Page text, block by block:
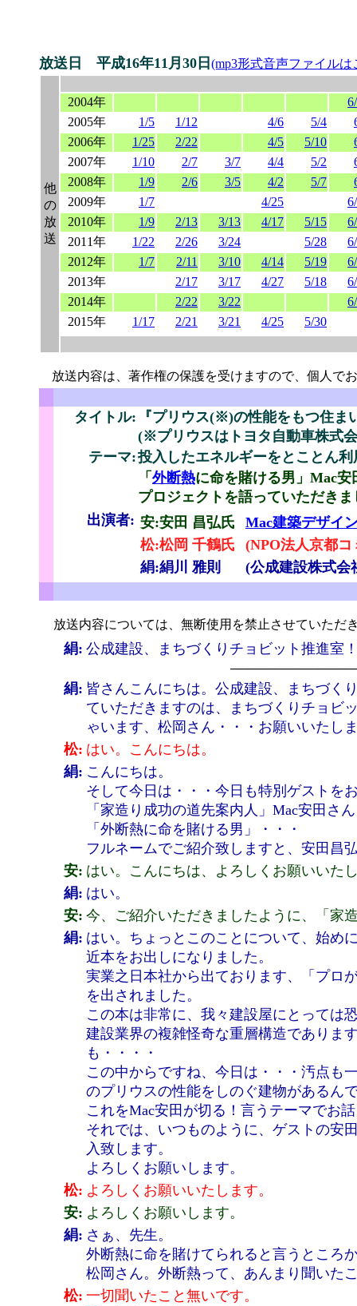
放送日 平成16年11月30日 (mp3形式音声ファイル
他
の
放
送
2004年
2005年
1/5 1/12 4/6 5/4
2006年
1/25 2/22 4/5 5/10
2007年
1/10 2/7 3/7 4/4 5/2
2008年
1/9 2/6 3/5 4/2 5/7
2009年
1/7 4/25
2010年
1/9 2/13 3/13 4/17 5/15
2011年
1/22 2/26 3/24 5/28
2012年
1/7 2/11 3/10 4/14 5/19
2013年
2/17 3/17 4/27 5/18
2014年
2/22 3/22
2015年
1/17 2/21 3/21 4/25 5/30
放送内容は、著作権の保護を受けますので、個人で
タイトル:
『プリウス(※)の性能をもつ住ま
(※プリウスはトヨタ自動車株式
テーマ:投入したエネルギーをとことん
「 外断熱に命を賭ける男」Mac安
プロジェクトを語っていただきま
出演者: 安:安田 昌弘氏
Mac建築デザイ
松:松岡 千鶴氏
(NPO法人京都
絹:絹川 雅則
(公成建設株式会
放送内容については、無断使用を禁止させていただ
絹: 公成建設、まちづくりチョビット推進室
絹: 皆さんこんにちは。公成建設、まちづく
ていただきますのは、まちづくりチョビ
ゃいます、松岡さん・・・お願いいたし
松: はい。こんにちは。
絹: こんにちは。
そして今日は・・・今日も特別ゲストを
「家造り成功の道先案内人」Mac安田さ
「外断熱に命を賭ける男」・・・
フルネームでご紹介致しますと、安田昌
安: はい。こんにちは、よろしくお願いいた
絹: はい。
安: 今、ご紹介いただきましたように、「家
絹: はい。ちょっとこのことについて、始め
近本をお出しになりました。
実業之日本社から出ております、「プロ
を出されました。
この本は非常に、我々建設屋にとっては
建設業界の複雑怪奇な重層構造でありま
も・・・・
この中からですね、今日は・・・汚点も
のプリウスの性能をしのぐ建物があるん
これをMac安田が切る！言うテーマでお
それでは、いつものように、ゲストの安
入致します。
よろしくお願いします。
松: よろしくお願いいたします。
安: よろしくお願いします。
絹: さぁ、先生。
外断熱に命を賭けてられると言うところ
松岡さん。外断熱って、あんまり聞いた
松: 一切聞いたこと無いです。